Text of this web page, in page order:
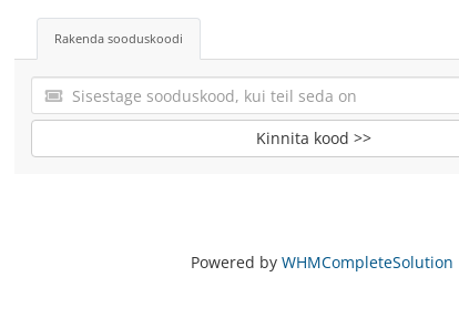
Rakenda sooduskoodi
Kinnita kood >>
Powered by WHMCompleteSolution